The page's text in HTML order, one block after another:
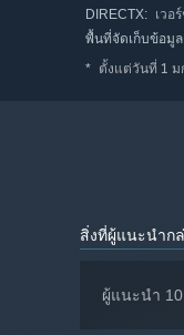
DIRECTX: เวอ
พื้นที่จัดเก็บข้อมู
* ตั้งแต่วันที่ 1 ม
สิ่งที่ผู้แนะนำก
ผู้แนะนำ